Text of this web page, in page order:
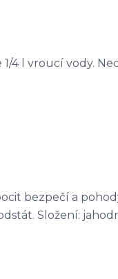
4 l vroucí vody.
bezpečí a
Složení: